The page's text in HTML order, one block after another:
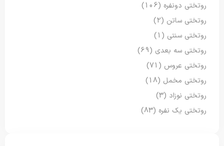
روتختی دونفره (106)
روتختی ساتن (2)
روتختی سنتی (1)
روتختی سه بعدی (69)
روتختی عروس (71)
روتختی مخمل (18)
روتختی نوزاد (3)
روتختی یک نفره (83)